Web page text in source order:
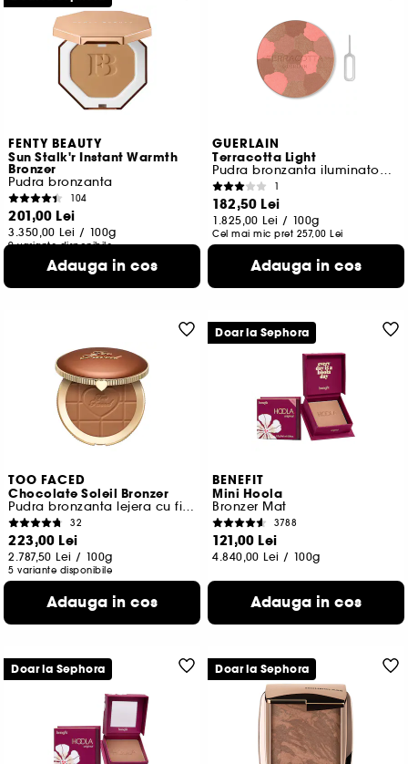
FENTY BEAUTY
Sun Stalk'r Instant Warmth
Bronzer
Pudra bronzanta
104
201,00 Lei
3.350,00 Lei / 100g
9 variante disponibile
Adauga in cos
GUERLAIN
Terracotta Light
Pudra bronzanta iluminatoare Refill
1
182,50 Lei
1.825,00 Lei / 100g
Cel mai mic pret 257,00 Lei
Adauga in cos
TOO FACED
Chocolate Soleil Bronzer
Pudra bronzanta lejera cu finisaj mat
32
223,00 Lei
2.787,50 Lei / 100g
5 variante disponibile
Adauga in cos
BENEFIT
Mini Hoola
Bronzer Mat
3788
121,00 Lei
4.840,00 Lei / 100g
Adauga in cos
Doar la Sephora
Doar la Sephora Doar la Sephora